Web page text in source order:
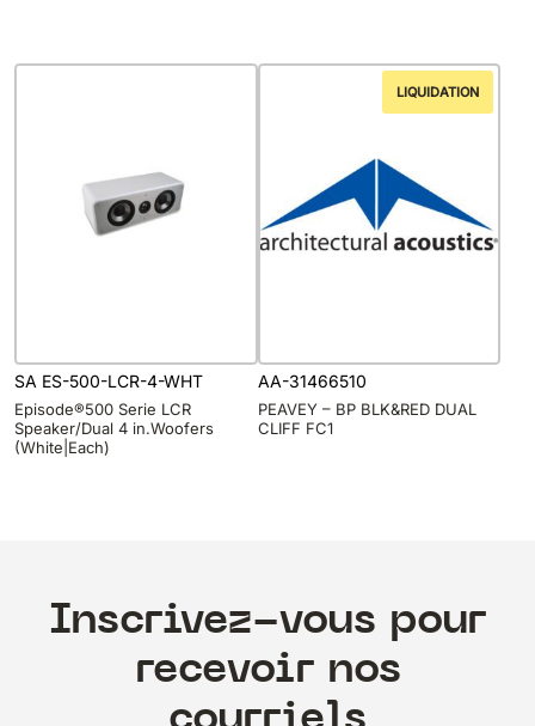
SA ES-500-LCR-4-WHT
Episode®500 Serie LCR
Speaker/Dual 4 in.Woofers
(White|Each)
LIQUIDATION
AA-31466510
PEAVEY – BP BLK&RED DUAL
CLIFF FC1
Inscrivez-vous pour
recevoir nos